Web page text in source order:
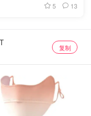
5 13
复制